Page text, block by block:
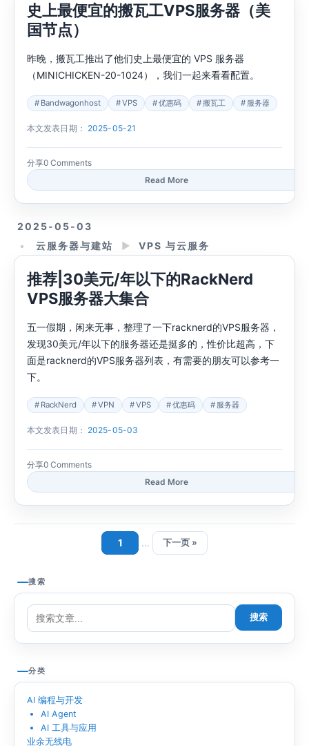
史上最便宜的搬瓦工VPS服务器（美
国节点）
昨晚，搬瓦工推出了他们史上最便宜的 VPS 服务器
（MINICHICKEN-20-1024），我们一起来看看配置。
Bandwagonhost VPS 优惠码 搬瓦工 服务器
本文发表日期： 2025-05-21
分享0 Comments
Read More
2025-05-03
云服务器与建站
► VPS 与云服务
推荐|30美元/年以下的RackNerd
VPS服务器大集合
五一假期，闲来无事，整理了一下racknerd的VPS服务器，
发现30美元/年以下的服务器还是挺多的，性价比超高，下
面是racknerd的VPS服务器列表，有需要的朋友可以参考一
下。
RackNerd VPN VPS 优惠码 服务器
本文发表日期： 2025-05-03
分享0 Comments
Read More
1 … 下一页 »
搜索
搜索
分类
AI 编程与开发
AI Agent
AI 工具与应用
业余无线电